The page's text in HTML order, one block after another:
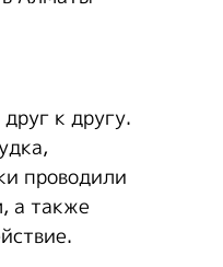
к другу.
проводили
а также